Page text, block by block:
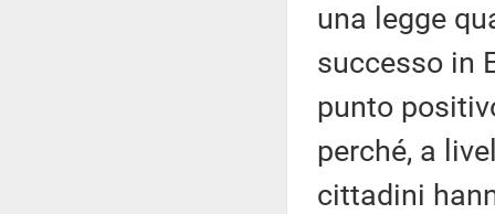
una legge
successo in
punto
perché, a
cittadini